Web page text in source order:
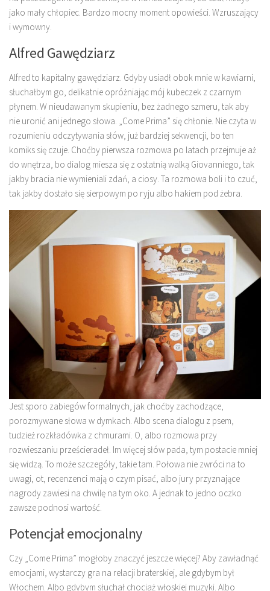
jako mały chłopiec. Bardzo mocny moment opowieści. Wzruszający
i wymowny.
Alfred Gawędziarz
Alfred to kapitalny gawędziarz. Gdyby usiadł obok mnie w kawiarni,
słuchałbym go, delikatnie opróżniając mój kubeczek z czarnym
płynem. W nieudawanym skupieniu, bez żadnego szmeru, tak aby
nie uronić ani jednego słowa. „Come Prima” się chłonie. Nie czyta w
rozumieniu odczytywania słów, już bardziej sekwencji, bo ten
komiks się czuje. Choćby pierwsza rozmowa po latach przejmuje aż
do wnętrza, bo dialog miesza się z ostatnią walką Giovanniego, tak
jakby bracia nie wymieniali zdań, a ciosy. Ta rozmowa boli i to czuć,
tak jakby dostało się sierpowym po ryju albo hakiem pod żebra.
Jest sporo zabiegów formalnych, jak choćby zachodzące,
porozmywane słowa w dymkach. Albo scena dialogu z psem,
tudzież rozkładówka z chmurami. O, albo rozmowa przy
rozwieszaniu prześcieradeł. Im więcej słów pada, tym postacie mniej
się widzą. To może szczegóły, takie tam. Połowa nie zwróci na to
uwagi, ot, recenzenci mają o czym pisać, albo jury przyznające
nagrody zawiesi na chwilę na tym oko. A jednak to jedno oczko
zawsze podnosi wartość.
Potencjał emocjonalny
Czy „Come Prima” mogłoby znaczyć jeszcze więcej? Aby zawładnąć
emocjami, wystarczy gra na relacji braterskiej, ale gdybym był
Włochem. Albo gdybym słuchał chociaż włoskiej muzyki. Albo